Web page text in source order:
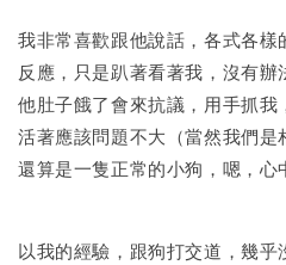
我非常喜歡跟他說話，各式各
反應，只是趴著看著我，沒有
他肚子餓了會來抗議，用手抓
活著應該問題不大（當然我們
還算是一隻正常的小狗，嗯，心
以我的經驗，跟狗打交道，幾